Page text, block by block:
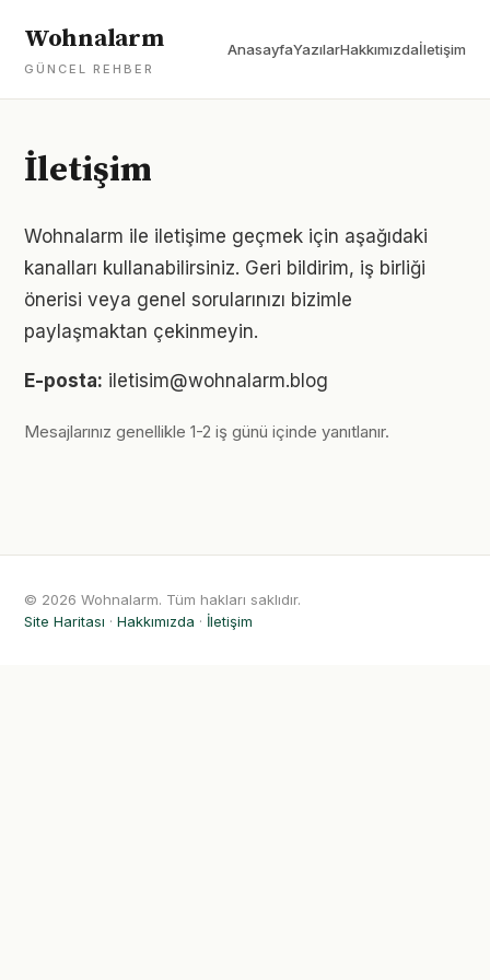
Wohnalarm
GÜNCEL REHBER
AnasayfaYazılarHakkımızdaİletişim
İletişim
Wohnalarm ile iletişime geçmek için aşağıdaki
kanalları kullanabilirsiniz. Geri bildirim, iş birliği
önerisi veya genel sorularınızı bizimle
paylaşmaktan çekinmeyin.
E-posta: iletisim@wohnalarm.blog
Mesajlarınız genellikle 1-2 iş günü içinde yanıtlanır.
© 2026 Wohnalarm. Tüm hakları saklıdır.
Site Haritası · Hakkımızda · İletişim